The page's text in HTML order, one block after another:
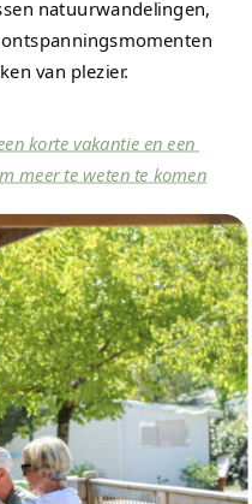
natuurwandelingen,
van plezier.
korte vakantie en een
meer te weten te komen